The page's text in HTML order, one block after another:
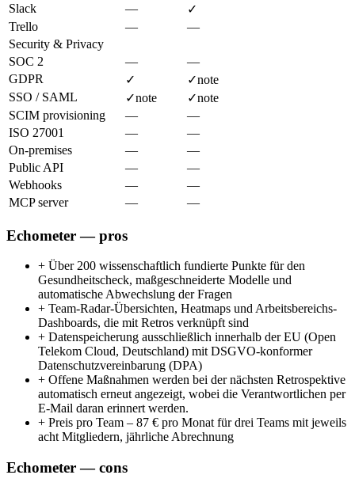
Slack
—
✓
Trello
—
—
Security & Privacy
SOC 2
—
—
GDPR
✓ ✓note
SSO / SAML
✓note ✓note
SCIM provisioning
—
—
ISO 27001
—
—
On-premises
—
—
Public API
—
—
Webhooks
—
—
MCP server
— —
Echometer — pros
+ Über 200 wissenschaftlich fundierte Punkte für den
Gesundheitscheck, maßgeschneiderte Modelle und
automatische Abwechslung der Fragen
+ Team-Radar-Übersichten, Heatmaps und Arbeitsbereichs-
Dashboards, die mit Retros verknüpft sind
+ Datenspeicherung ausschließlich innerhalb der EU (Open
Telekom Cloud, Deutschland) mit DSGVO-konformer
Datenschutzvereinbarung (DPA)
+ Offene Maßnahmen werden bei der nächsten Retrospektive
automatisch erneut angezeigt, wobei die Verantwortlichen per
E-Mail daran erinnert werden.
+ Preis pro Team – 87 € pro Monat für drei Teams mit jeweils
acht Mitgliedern, jährliche Abrechnung
Echometer — cons